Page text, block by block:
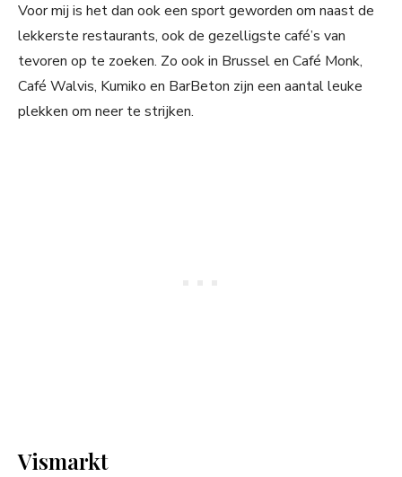
Voor mij is het dan ook een sport geworden om naast de
lekkerste restaurants, ook de gezelligste café’s van
tevoren op te zoeken. Zo ook in Brussel en Café Monk,
Café Walvis, Kumiko en BarBeton zijn een aantal leuke
plekken om neer te strijken.
Vismarkt